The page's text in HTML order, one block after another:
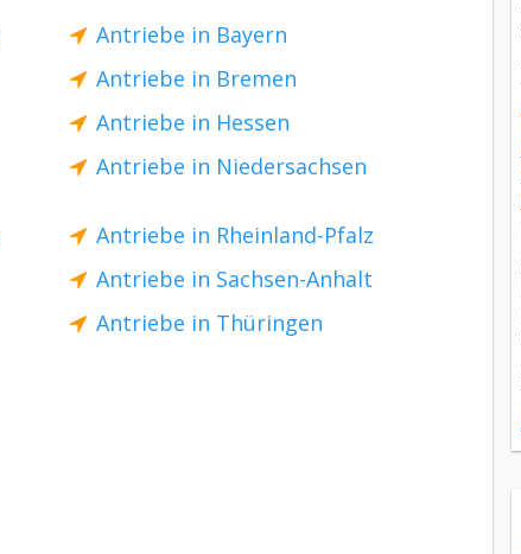
Antriebe in Bayern
Antriebe in Bremen
Antriebe in Hessen
Antriebe in Niedersachsen
Antriebe in Rheinland-Pfalz
Antriebe in Sachsen-Anhalt
Antriebe in Thüringen